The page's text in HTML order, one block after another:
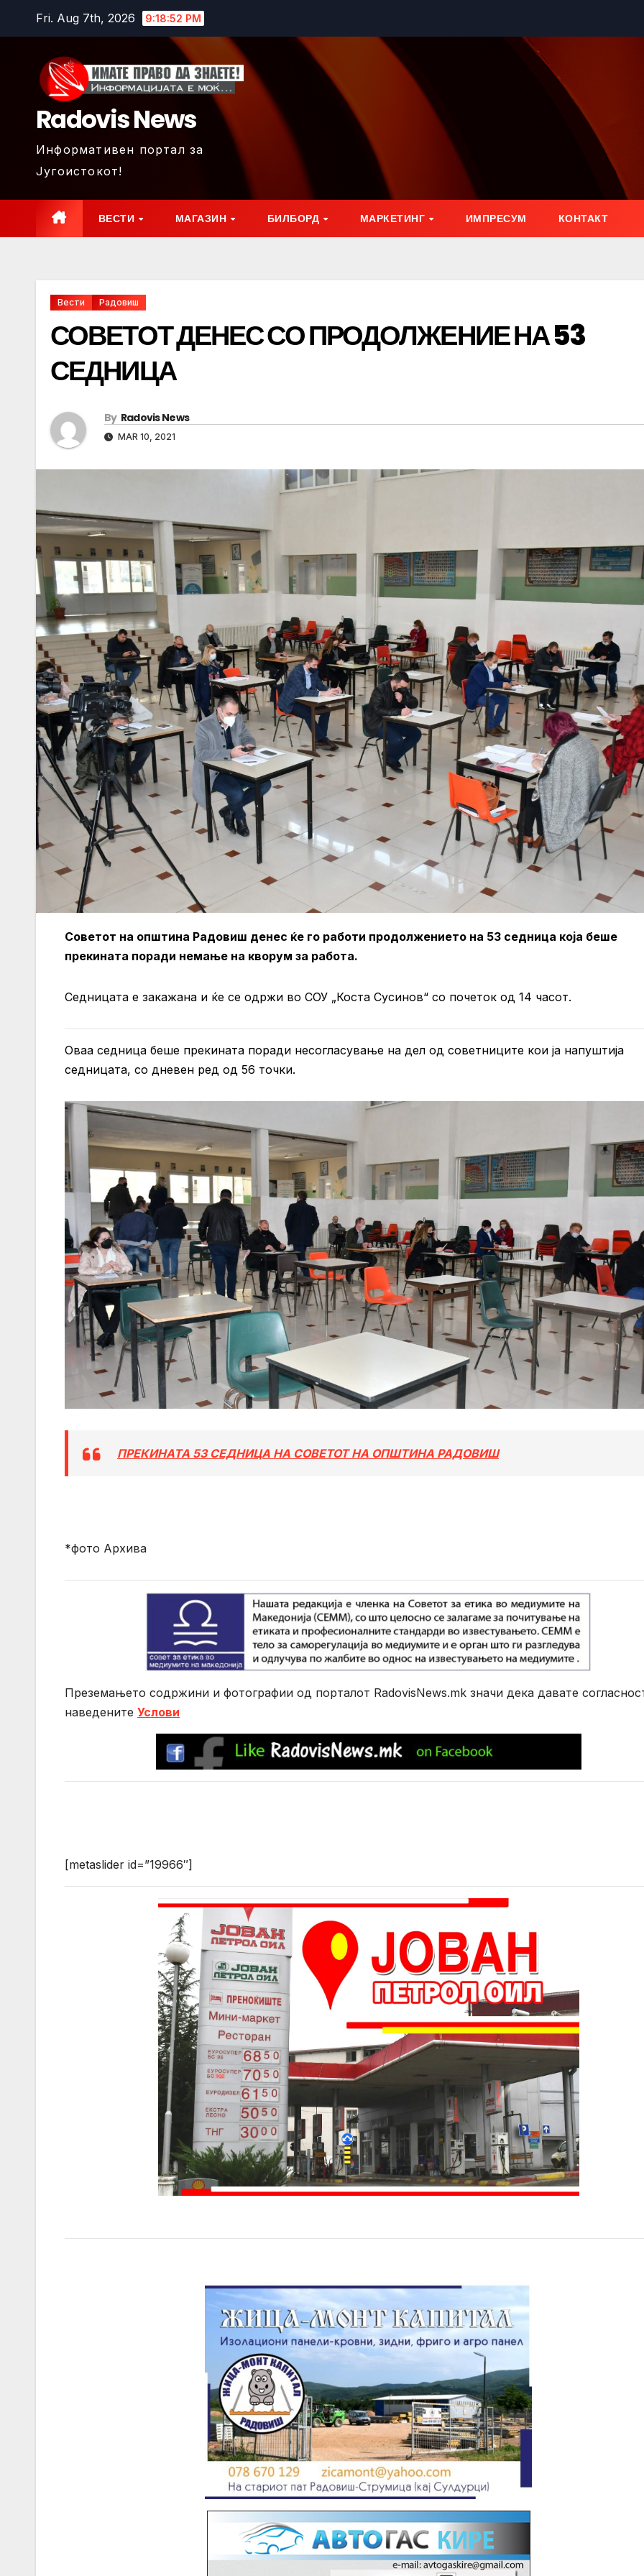
Fri. Aug 7th, 2026 9:18:54 PM
Radovis News
Информативен портал за
Југоистокот!
ВЕСТИ МАГАЗИН БИЛБОРД МАРКЕТИНГ ИМПРЕСУМ КОНТАКТ
Вести Радовиш
СОВЕТОТ ДЕНЕС СО ПРОДОЛЖЕНИЕ НА 53
СЕДНИЦА
By Radovis News
MAR 10, 2021
Советот на општина Радовиш денес ќе го работи продолжението на 53 седница која беше
прекината поради немање на кворум за работа.
Седницата е закажана и ќе се одржи во СОУ „Коста Сусинов“ со почеток од 14 часот.
Оваа седница беше прекината поради несогласување на дел од советниците кои ја напуштија
седницата, со дневен ред од 56 точки.
ПРЕКИНАТА 53 СЕДНИЦА НА СОВЕТОТ НА ОПШТИНА РАДОВИШ
*фото Архива
Преземањето содржини и фотографии од порталот RadovisNews.mk значи дека давате
нaведените Услови
[metaslider id=”19966″]